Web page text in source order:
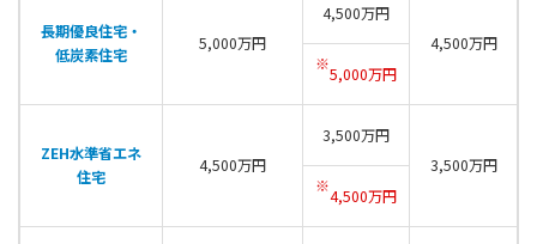
長期優良住宅・
低炭素住宅
5,000万円
4,500万円
4,500万円
※5,000万円
ZEH水準省エネ
住宅
4,500万円
3,500万円
3,500万円
※4,500万円